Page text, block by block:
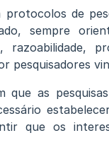
de
sempre
razoabilidade,
pesquisadores
as
que os